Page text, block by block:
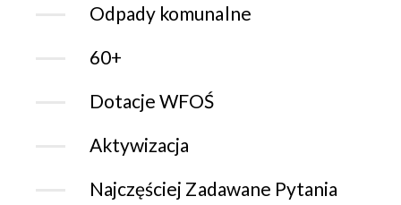
Odpady komunalne
60+
Dotacje WFOŚ
Aktywizacja
Najczęściej Zadawane Pytania